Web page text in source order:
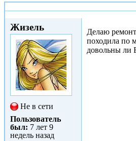
Жизель
Не в сети
Пользователь
был: 7 лет 9
недель назад
Делаю
походила по
довольны ли